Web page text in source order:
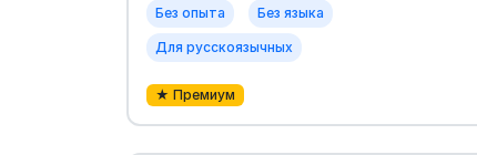
Без опыта Без языка
Для русскоязычных
★ Премиум